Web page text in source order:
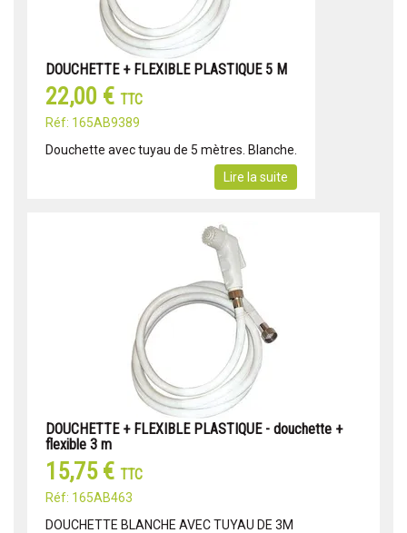
DOUCHETTE + FLEXIBLE PLASTIQUE 5 M
22,00 € TTC
Réf: 165AB9389
Douchette avec tuyau de 5 mètres. Blanche.
Lire la suite
DOUCHETTE + FLEXIBLE PLASTIQUE - douchette +
flexible 3 m
15,75 € TTC
Réf: 165AB463
DOUCHETTE BLANCHE AVEC TUYAU DE 3M